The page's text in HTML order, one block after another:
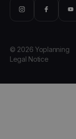
© 2026 Yoplanning
Legal Notice